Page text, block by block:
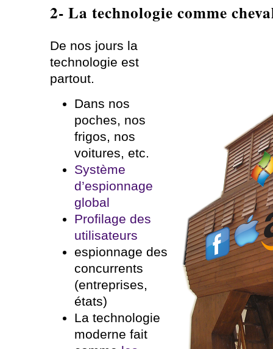
2- La technologie comme
De nos jours la
technologie est
partout.
Dans nos
poches, nos
frigos, nos
voitures, etc.
Système
d’espionnage
global
Profilage des
utilisateurs
espionnage des
concurrents
(entreprises,
états)
La technologie
moderne fait